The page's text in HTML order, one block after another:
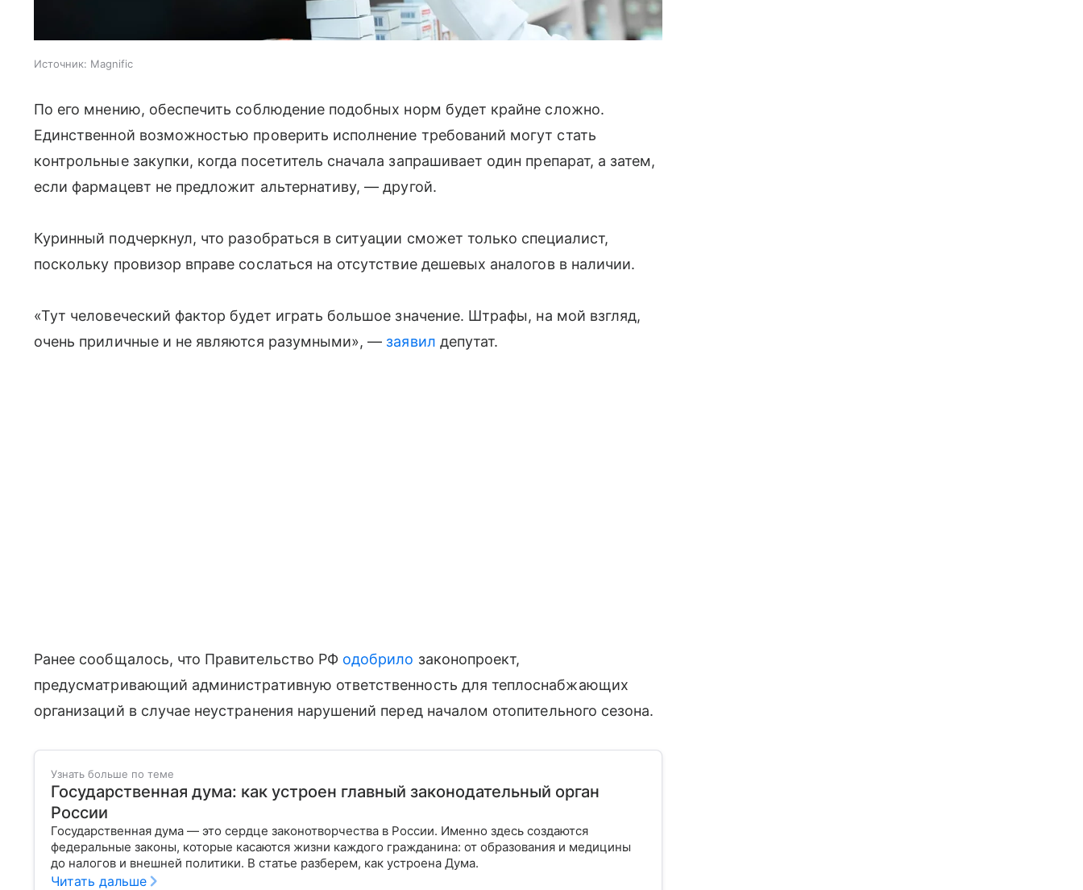
Источник: Magnific
По его мнению, обеспечить соблюдение подобных норм будет крайне сложно.
Единственной возможностью проверить исполнение требований могут стать
контрольные закупки, когда посетитель сначала запрашивает один препарат, а затем,
если фармацевт не предложит альтернативу, — другой.
Куринный подчеркнул, что разобраться в ситуации сможет только специалист,
поскольку провизор вправе сослаться на отсутствие дешевых аналогов в наличии.
«Тут человеческий фактор будет играть большое значение. Штрафы, на мой взгляд,
очень приличные и не являются разумными», — заявил депутат.
Ранее сообщалось, что Правительство РФ одобрило законопроект,
предусматривающий административную ответственность для теплоснабжающих
организаций в случае неустранения нарушений перед началом отопительного сезона.
Узнать больше по теме
Государственная дума: как устроен главный законодательный орган
России
Государственная дума — это сердце законотворчества в России. Именно здесь создаются
федеральные законы, которые касаются жизни каждого гражданина: от образования и медицины
до налогов и внешней политики. В статье разберем, как устроена Дума.
Читать дальше